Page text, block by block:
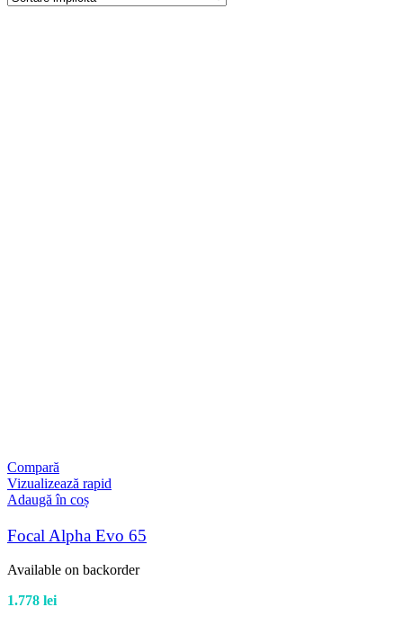
Compară
Vizualizează rapid
Adaugă în coș
Focal Alpha Evo 65
Available on backorder
1.778 lei